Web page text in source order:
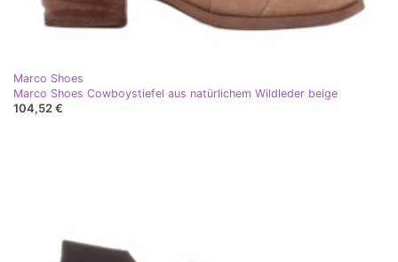
Marco Shoes
Marco Shoes Cowboystiefel aus natürlichem Wildleder beige
104,52 €